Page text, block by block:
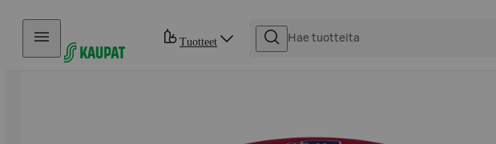
Hyppää sisältöön
Tuotteet